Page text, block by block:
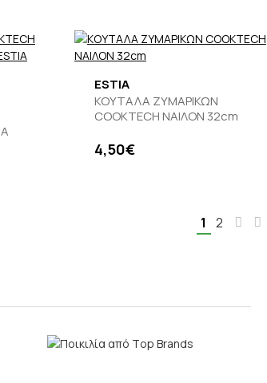
ESTIA
ΚΟΥΤΑΛΑ ΖΥΜΑΡΙΚΩΝ
COOKTECH ΝΑΙΛΟΝ 32cm
4,50€
1 2